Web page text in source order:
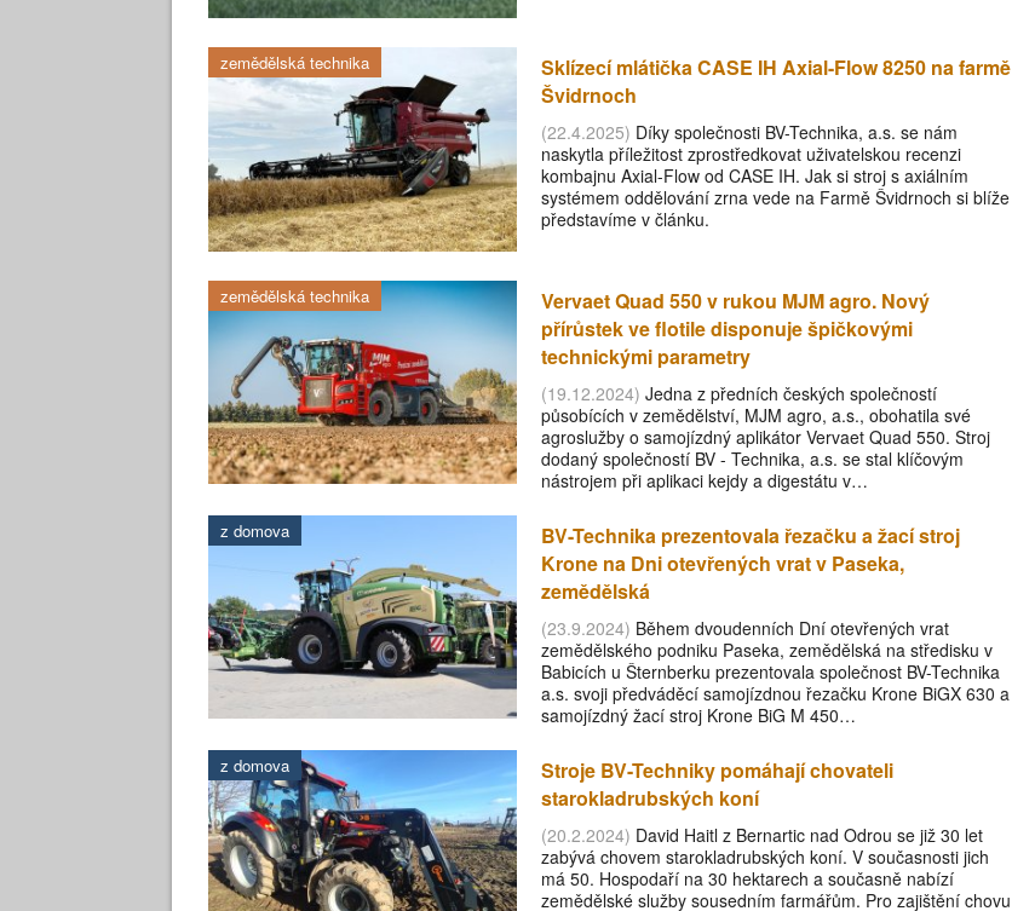
zemědělská technika
Sklízecí mlátička CASE IH Axial-Flow 8250 na farmě
Švidrnoch
(22.4.2025) Díky společnosti BV-Technika, a.s. se nám
naskytla příležitost zprostředkovat uživatelskou recenzi
kombajnu Axial-Flow od CASE IH. Jak si stroj s axiálním
systémem oddělování zrna vede na Farmě Švidrnoch si blíže
představíme v článku.
zemědělská technika
Vervaet Quad 550 v rukou MJM agro. Nový
přírůstek ve flotile disponuje špičkovými
technickými parametry
(19.12.2024) Jedna z předních českých společností
působících v zemědělství, MJM agro, a.s., obohatila své
agroslužby o samojízdný aplikátor Vervaet Quad 550. Stroj
dodaný společností BV - Technika, a.s. se stal klíčovým
nástrojem při aplikaci kejdy a digestátu v…
z domova
BV-Technika prezentovala řezačku a žací stroj
Krone na Dni otevřených vrat v Paseka,
zemědělská
(23.9.2024) Během dvoudenních Dní otevřených vrat
zemědělského podniku Paseka, zemědělská na středisku v
Babicích u Šternberku prezentovala společnost BV-Technika
a.s. svoji předváděcí samojízdnou řezačku Krone BiGX 630 a
samojízdný žací stroj Krone BiG M 450…
z domova
Stroje BV-Techniky pomáhají chovateli
starokladrubských koní
(20.2.2024) David Haitl z Bernartic nad Odrou se již 30 let
zabývá chovem starokladrubských koní. V současnosti jich
má 50. Hospodaří na 30 hektarech a současně nabízí
zemědělské služby sousedním farmářům. Pro zajištění chovu